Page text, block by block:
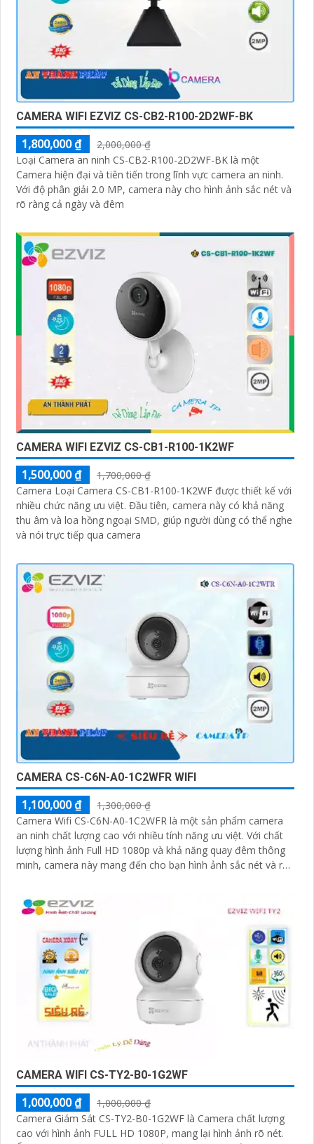
CAMERA WIFI EZVIZ CS-CB2-R100-2D2WF-BK
1,800,000 ₫
2,000,000 ₫
Loại Camera an ninh CS-CB2-R100-2D2WF-BK là một
Camera hiện đại và tiên tiến trong lĩnh vực camera an ninh.
Với độ phân giải 2.0 MP, camera này cho hình ảnh sắc nét và
rõ ràng cả ngày và đêm
CAMERA WIFI EZVIZ CS-CB1-R100-1K2WF
1,500,000 ₫
1,700,000 ₫
Camera Loại Camera CS-CB1-R100-1K2WF được thiết kế với
nhiều chức năng ưu việt. Đầu tiên, camera này có khả năng
thu âm và loa hồng ngoại SMD, giúp người dùng có thể nghe
và nói trực tiếp qua camera
CAMERA CS-C6N-A0-1C2WFR WIFI
1,100,000 ₫
1,300,000 ₫
Camera Wifi CS-C6N-A0-1C2WFR là một sản phẩm camera
an ninh chất lượng cao với nhiều tính năng ưu việt. Với chất
lượng hình ảnh Full HD 1080p và khả năng quay đêm thông
minh, camera này mang đến cho bạn hình ảnh sắc nét và rõ
CAMERA WIFI CS-TY2-B0-1G2WF
1,000,000 ₫
1,000,000 ₫
Camera Giám Sát CS-TY2-B0-1G2WF là Camera chất lượng
cao với hình ảnh FULL HD 1080P, mang lại hình ảnh rõ nét.